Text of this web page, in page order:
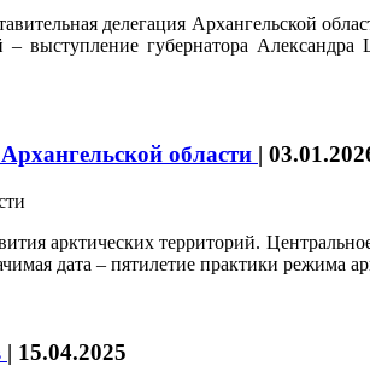
делегация Архангельской
– выступление губернатора
области |
арктических территорий.
дата – пятилетие практики режима
| 15.04.2025